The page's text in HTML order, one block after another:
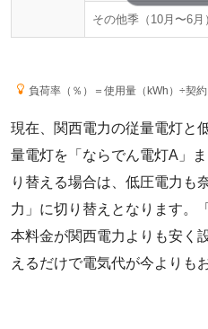
その他季（10月〜6月
負荷率（％）＝使用量（kWh）÷契
現在、関西電力の従量電灯と
量電灯を「ならでん電灯A」
り替える場合は、低圧電力も
力」に切り替えとなります。
本料金が関西電力よりも安く
えるだけで電気代が今よりも